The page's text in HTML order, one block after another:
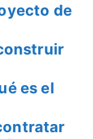
de
es el